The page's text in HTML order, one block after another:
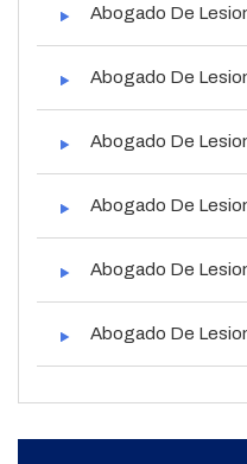
Abogado De
Abogado De
Abogado De
Abogado De
Abogado De
Abogado De